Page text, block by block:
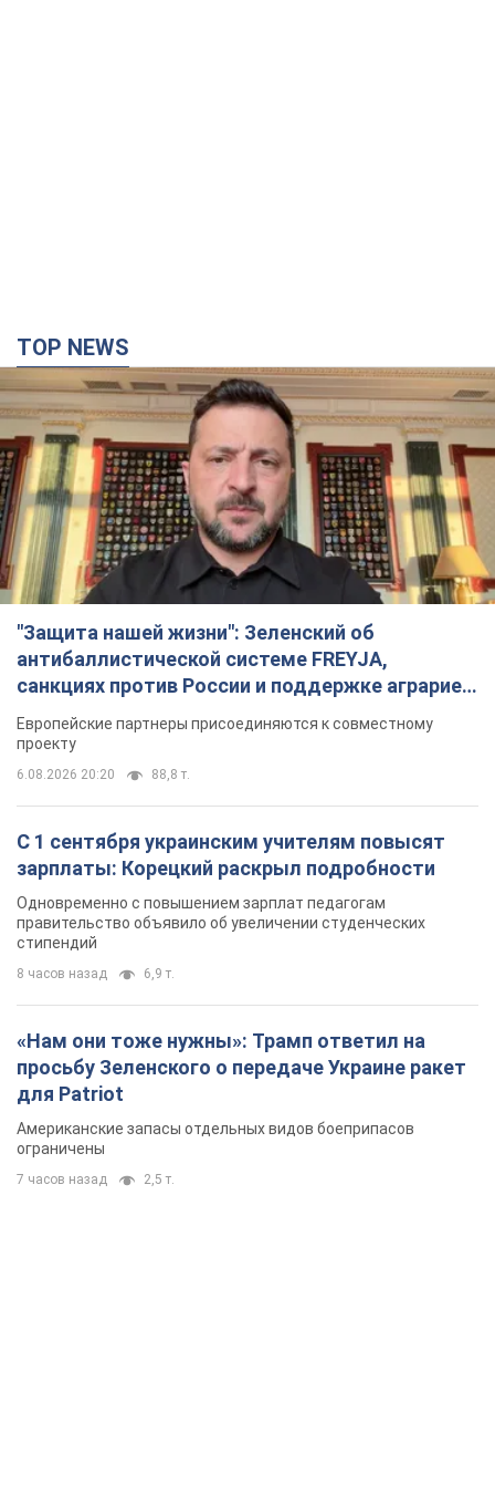
TOP NEWS
"Защита нашей жизни": Зеленский об
антибаллистической системе FREYJA,
санкциях против России и поддержке аграриев.
Видео
Европейские партнеры присоединяются к совместному
проекту
6.08.2026 20:20 88,8 т.
С 1 сентября украинским учителям повысят
зарплаты: Корецкий раскрыл подробности
Одновременно с повышением зарплат педагогам
правительство объявило об увеличении студенческих
стипендий
8 часов назад 6,9 т.
«Нам они тоже нужны»: Трамп ответил на
просьбу Зеленского о передаче Украине ракет
для Patriot
Американские запасы отдельных видов боеприпасов
ограничены
7 часов назад 2,5 т.